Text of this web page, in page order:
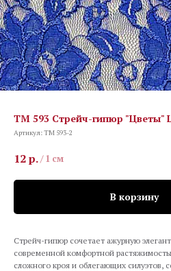
TM 593 Стрейч-гипюр "Цветы"
Артикул:TM 593-2
12р./ 1 см
В корзину
Стрейч-гипюр сочетает ажурную
современной комфортной
сложного кроя и облегающих силуэтов,